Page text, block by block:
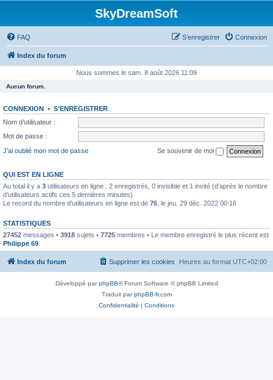
SkyDreamSoft
FAQ Connexion
S’enregistrer
Index du forum
Nous sommes le sam. 8 août 2026 11:09
Aucun forum.
CONNEXION • S’ENREGISTRER
Nom d’utilisateur :
Mot de passe :
J’ai oublié mon mot de passe
Se souvenir de moi
QUI EST EN LIGNE
Au total il y a 3 utilisateurs en ligne : 2 enregistrés, 0 invisible et 1 invité (d’après le nombre
d’utilisateurs actifs ces 5 dernières minutes)
Le record du nombre d’utilisateurs en ligne est de 76 , le jeu. 29 déc. 2022 00:16
STATISTIQUES
27452 messages • 3918 sujets • 7725 membres • Le membre enregistré le plus récent est
Philippe 69
Index du forum Heures au format UTC+02:00
Supprimer les cookies
Développé parphpBB® Forum Software © phpBB Limited
Traduit parphpBB-fr.com
Confidentialité | Conditions